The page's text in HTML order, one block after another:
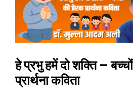
हे प्रभु हमें दो शक्ति –
प्रार्थना कविता